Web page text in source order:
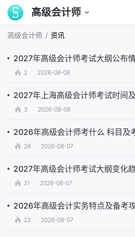
高级会计师
高级会计师 / 资讯
2027年高级会计师考试大纲公布
2 2026-08-08
2027年上海高级会计师考试时间
3 2026-08-08
2026年高级会计师考什么 科目及
26 2026-08-07
2027年高级会计师考试大纲变化
21 2026-08-07
2026年高级会计实务特点及备考
22 2026-08-07